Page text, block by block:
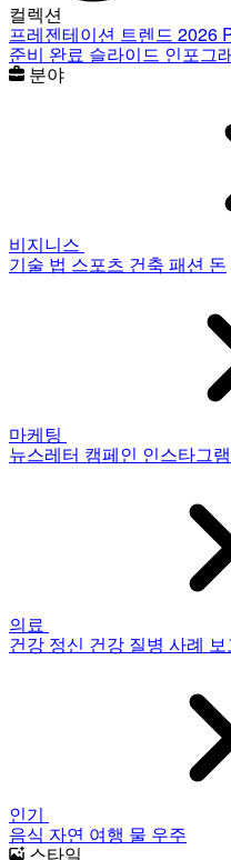
컬렉션
프레젠테이션 트렌드 2026
준비 완료 슬라이드 인포그
분야
비지니스
기술 법 스포츠 건축 패션 돈
마케팅
뉴스레터 캠페인 인스타그램
의료
건강 정신 건강 질병 사례 보
인기
음식 자연 여행 물 우주
스타일